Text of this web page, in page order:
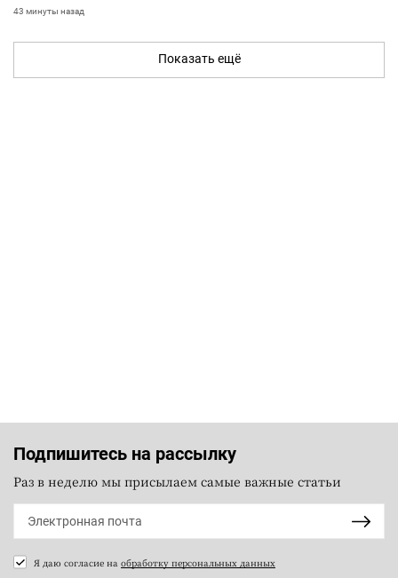
43 минуты назад
Показать ещё
Подпишитесь на рассылку
Раз в неделю мы присылаем самые важные статьи
Я даю согласие на обработку персональных данных